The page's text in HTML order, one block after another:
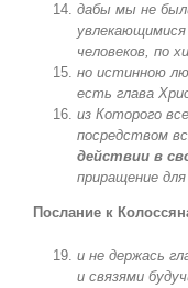
дабы мы не
человеков, по
но истинною
есть глава
из Которого
посредством
действии в
приращение
Послание к
и не держась
и связями